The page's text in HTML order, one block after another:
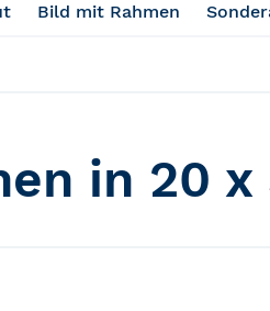
Bild mit Rahmen
in 20